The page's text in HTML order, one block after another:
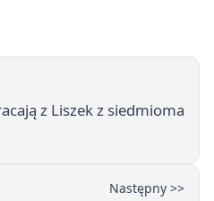
z Liszek z siedmioma
Następny >>